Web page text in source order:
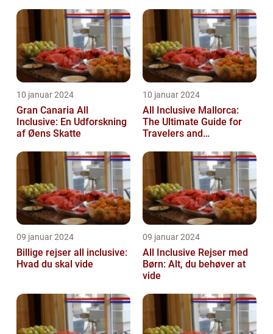
10 januar 2024
Gran Canaria All
Inclusive: En Udforskning
af Øens Skatte
10 januar 2024
All Inclusive Mallorca:
The Ultimate Guide for
Travelers and
09 januar 2024
Billige rejser all inclusive:
Hvad du skal vide
09 januar 2024
All Inclusive Rejser med
Børn: Alt, du behøver at
vide